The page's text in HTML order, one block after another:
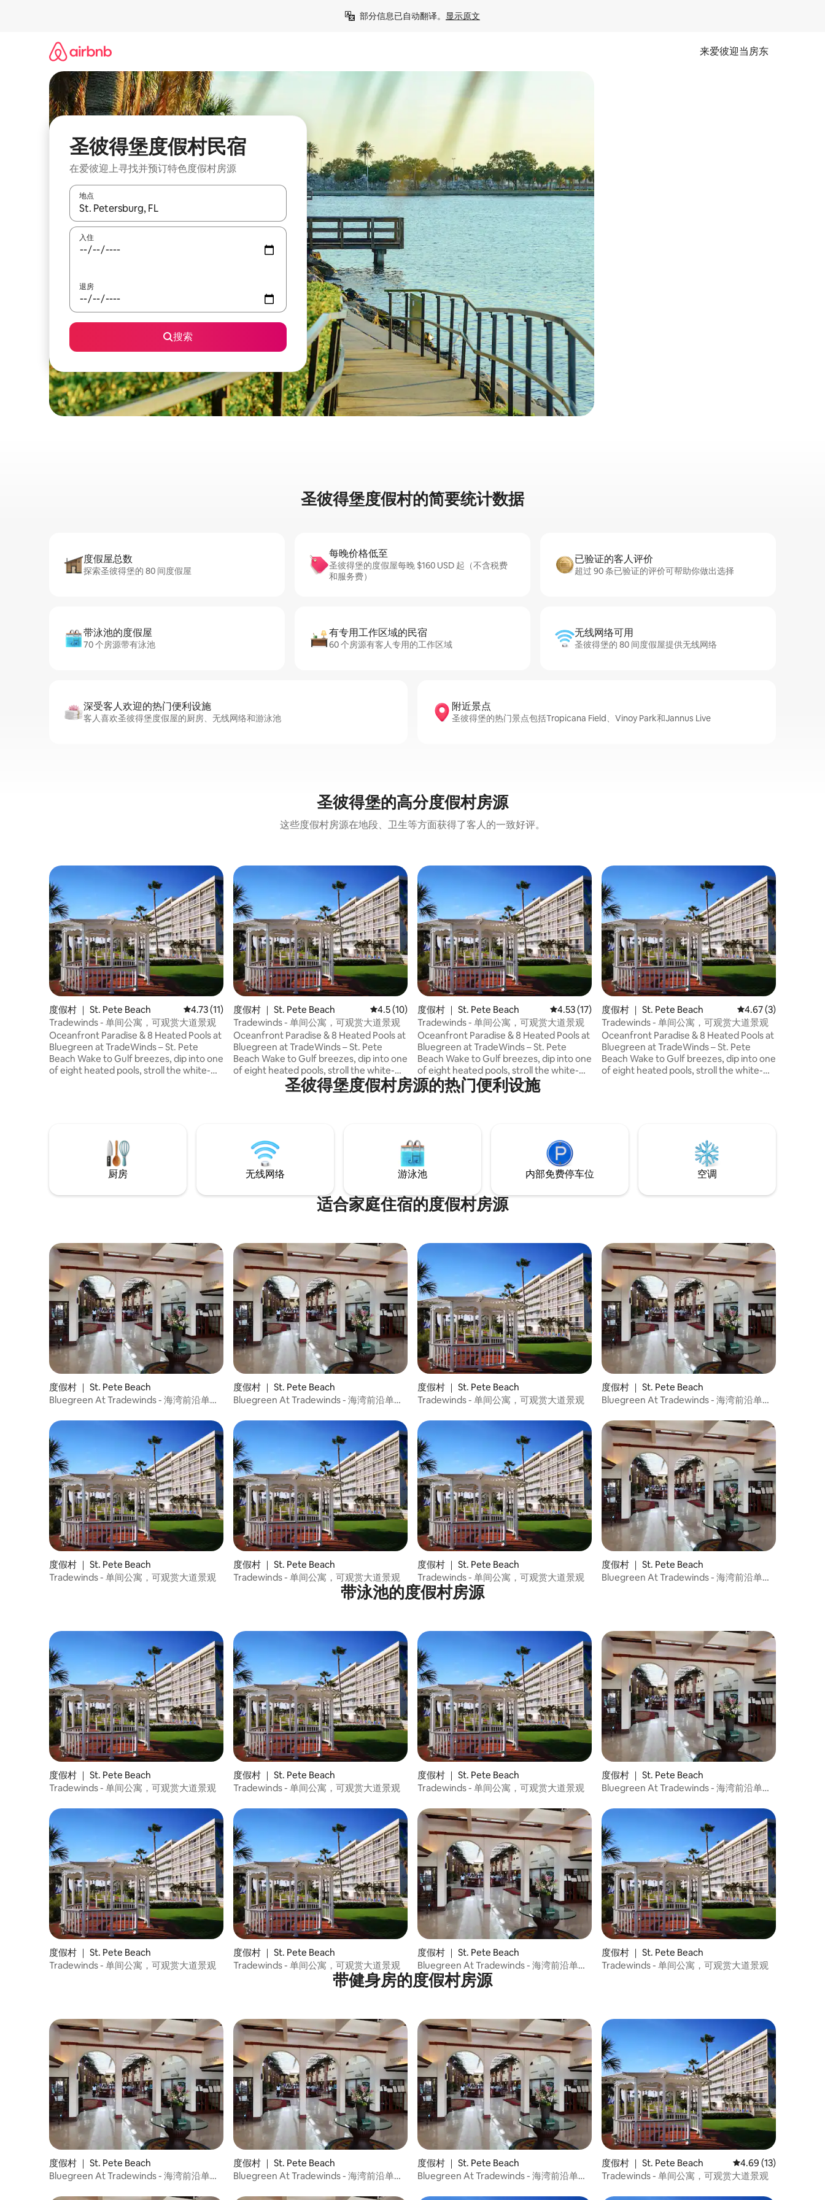
部分信息已自动翻译。 显示原文
来爱彼迎当房东
圣彼得堡度假村民宿
在爱彼迎上寻找并预订特色度假村房源
地点
如有搜索结果，请使用上下方向键查看，或通过点击或滑动手势浏览。
入住
退房
搜索
圣彼得堡度假村的简要统计数据
度假屋总数
探索圣彼得堡的 80 间度假屋
每晚价格低至
圣彼得堡的度假屋每晚 $160 USD 起（不含税费
和服务费）
已验证的客人评价
超过 90 条已验证的评价可帮助你做出选择
带泳池的度假屋
70 个房源带有泳池
有专用工作区域的民宿
60 个房源有客人专用的工作区域
无线网络可用
圣彼得堡的 80 间度假屋提供无线网络
深受客人欢迎的热门便利设施
客人喜欢圣彼得堡度假屋的厨房、无线网络和游泳池
附近景点
圣彼得堡的热门景点包括Tropicana Field、Vinoy Park和Jannus Live
圣彼得堡的高分度假村房源
这些度假村房源在地段、卫生等方面获得了客人的一致好评。
度假村 ｜ St. Pete Beach 平均评分 4.73 分（满分 5 分），共 11 条评价
4.73 (11)
Tradewinds - 单间公寓，可观赏大道景观
Oceanfront Paradise & 8 Heated Pools at
Bluegreen at TradeWinds – St. Pete
Beach Wake to Gulf breezes, dip into one
of eight heated pools, stroll the white-
度假村 ｜ St. Pete Beach 平均评分 4.5 分（满分 5 分），共 10 条评价
4.5 (10)
Tradewinds - 单间公寓，可观赏大道景观
Oceanfront Paradise & 8 Heated Pools at
Bluegreen at TradeWinds – St. Pete
Beach Wake to Gulf breezes, dip into one
of eight heated pools, stroll the white-
sand beach, sip cocktails at the tiki bar,
then watch the sunset over the waves
度假村 ｜ St. Pete Beach 平均评分 4.53 分（满分 5 分），共 17 条评价
4.53 (17)
Tradewinds - 单间公寓，可观赏大道景观
Oceanfront Paradise & 8 Heated Pools at
Bluegreen at TradeWinds – St. Pete
Beach Wake to Gulf breezes, dip into one
of eight heated pools, stroll the white-
sand beach, sip cocktails at the tiki bar,
then watch the sunset over the waves
度假村 ｜ St. Pete Beach 平均评分 4.67 分（
4.67 (3)
Tradewinds - 单间公寓，可观赏大道景观
Oceanfront Paradise & 8 Heated Pools at
Bluegreen at TradeWinds – St. Pete
Beach Wake to Gulf breezes, dip into one
of eight heated pools, stroll the white-
圣彼得堡度假村房源的热门便利设施
厨房 无线网络 游泳池 内部免费停车位 空调
适合家庭住宿的度假村房源
度假村 ｜ St. Pete Beach
Bluegreen At Tradewinds - 海湾前沿单间
度假村 ｜ St. Pete Beach
Bluegreen At Tradewinds - 海湾前沿单间
度假村 ｜ St. Pete Beach
Tradewinds - 单间公寓，可观赏大道景观
度假村 ｜ St. Pete Beach
Bluegreen At Tradewinds - 海湾前沿单间
度假村 ｜ St. Pete Beach
Tradewinds - 单间公寓，可观赏大道景观
度假村 ｜ St. Pete Beach
Tradewinds - 单间公寓，可观赏大道景观
度假村 ｜ St. Pete Beach
Tradewinds - 单间公寓，可观赏大道景观
度假村 ｜ St. Pete Beach
Bluegreen At Tradewinds - 海湾前沿单间
带泳池的度假村房源
度假村 ｜ St. Pete Beach
Tradewinds - 单间公寓，可观赏大道景观
度假村 ｜ St. Pete Beach
Tradewinds - 单间公寓，可观赏大道景观
度假村 ｜ St. Pete Beach
Tradewinds - 单间公寓，可观赏大道景观
度假村 ｜ St. Pete Beach
Bluegreen At Tradewinds - 海湾前沿单间
度假村 ｜ St. Pete Beach
Tradewinds - 单间公寓，可观赏大道景观
度假村 ｜ St. Pete Beach
Tradewinds - 单间公寓，可观赏大道景观
度假村 ｜ St. Pete Beach
Bluegreen At Tradewinds - 海湾前沿单间
公寓
度假村 ｜ St. Pete Beach
Tradewinds - 单间公寓，可观赏大道景观
带健身房的度假村房源
度假村 ｜ St. Pete Beach
Bluegreen At Tradewinds - 海湾前沿单间
度假村 ｜ St. Pete Beach
Bluegreen At Tradewinds - 海湾前沿单间
度假村 ｜ St. Pete Beach
Bluegreen At Tradewinds - 海湾前沿单间
度假村 ｜ St. Pete Beach 平均评分 4.69 分（满
4.69 (13)
Tradewinds - 单间公寓，可观赏大道景观